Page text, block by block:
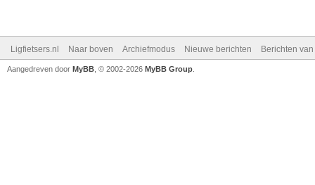
Ligfietsers.nl Naar boven Archiefmodus Nieuwe berichten Berichten
Aangedreven door MyBB , © 2002-2026 MyBB Group